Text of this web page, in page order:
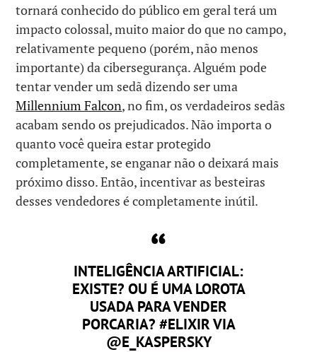
tornará conhecido do público em geral terá um
impacto colossal, muito maior do que no campo,
relativamente pequeno (porém, não menos
importante) da cibersegurança. Alguém pode
tentar vender um sedã dizendo ser uma
Millennium Falcon, no fim, os verdadeiros sedãs
acabam sendo os prejudicados. Não importa o
quanto você queira estar protegido
completamente, se enganar não o deixará mais
próximo disso. Então, incentivar as besteiras
desses vendedores é completamente inútil.
INTELIGÊNCIA ARTIFICIAL:
EXISTE? OU É UMA LOROTA
USADA PARA VENDER
PORCARIA? #ELIXIR VIA
@E_KASPERSKY